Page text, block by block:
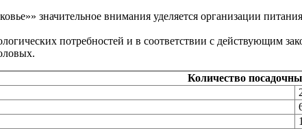
значительное внимания уделяется организации
потребностей и в соответствии с действующим
Количество